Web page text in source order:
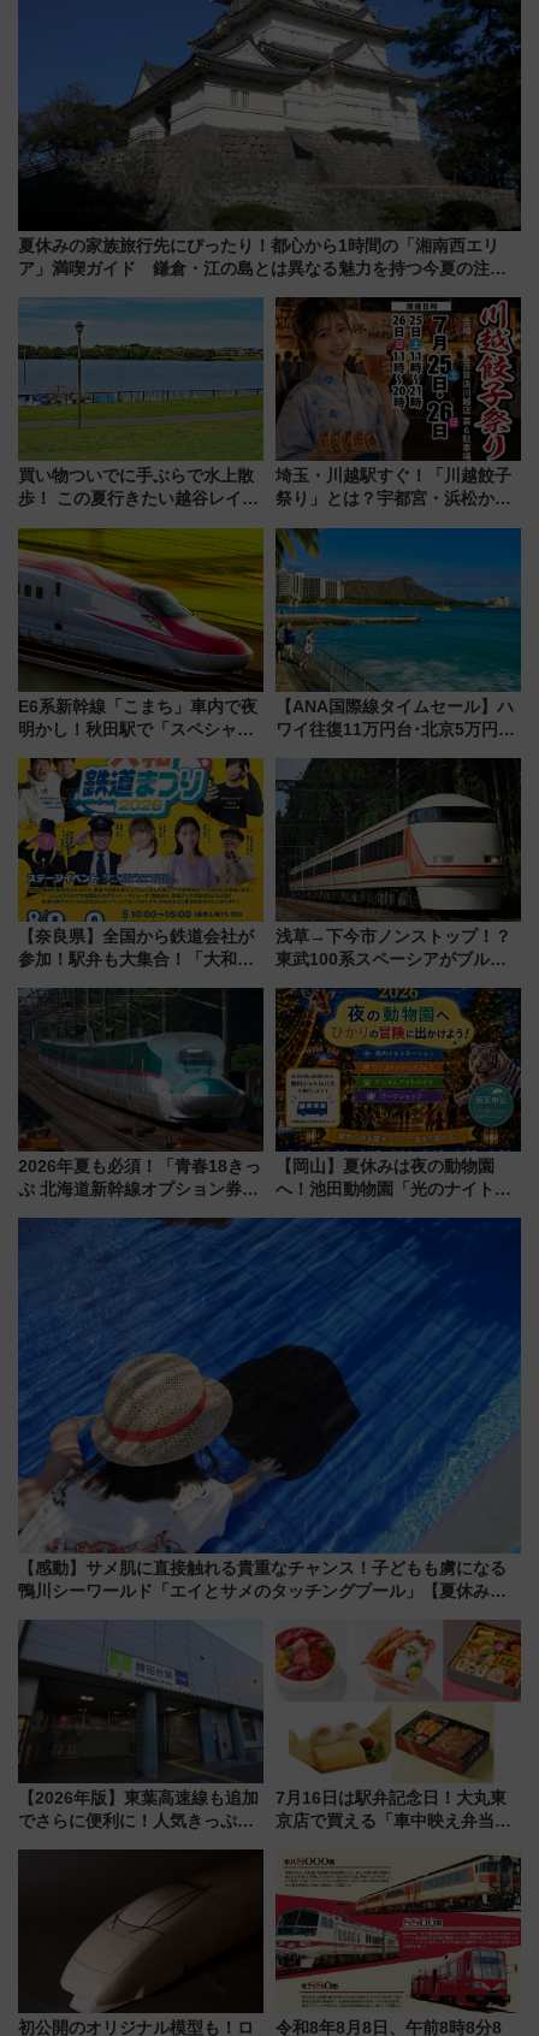
夏休みの家族旅行先にぴったり！都心から1時間の「湘南西エリ
ア」満喫ガイド 鎌倉・江の島とは異なる魅力を持つ今夏の注目
買い物ついでに手ぶらで水上散
歩！ この夏行きたい越谷レイク
ア「LAKESIDE PARK」（埼玉
県越谷市）
埼玉・川越駅すぐ！「川越餃子
祭り」とは？宇都宮・浜松から
を食べ比べ【7月25日・26日開
催】
E6系新幹線「こまち」車内で夜
明かし！秋田駅で「スペシャル
法は？
【ANA国際線タイムセール】ハ
ワイ往復11万円台･北京5万円台
来春のGW旅行まで狙える激ア
ツ路線まとめ（8/10まで）
【奈良県】全国から鉄道会社が
参加！駅弁も大集合！「大和鉄
に開催決定
浅草→下今市ノンストップ！？
東武100系スペーシアがブルー
ー当時の停車駅」を再現 運転
時刻や特急券の買い方を紹介
2026年夏も必須！「青春18きっ
ぷ 北海道新幹線オプション券」
【岡山】夏休みは夜の動物園
へ！池田動物園「光のナイトズ
な夜
【感動】サメ肌に直接触れる貴重なチャンス！子どもも虜になる
鴨川シーワールド「エイとサメのタッチングプール」【夏休み限
【2026年版】東葉高速線も追加
でさらに便利に！人気きっぷ
巡るなら使い勝手・コスパ抜群
7月16日は駅弁記念日！大丸東
京店で買える「車中映え弁当」
初公開のオリジナル模型も！ロ
令和8年8月8日、午前8時8分8